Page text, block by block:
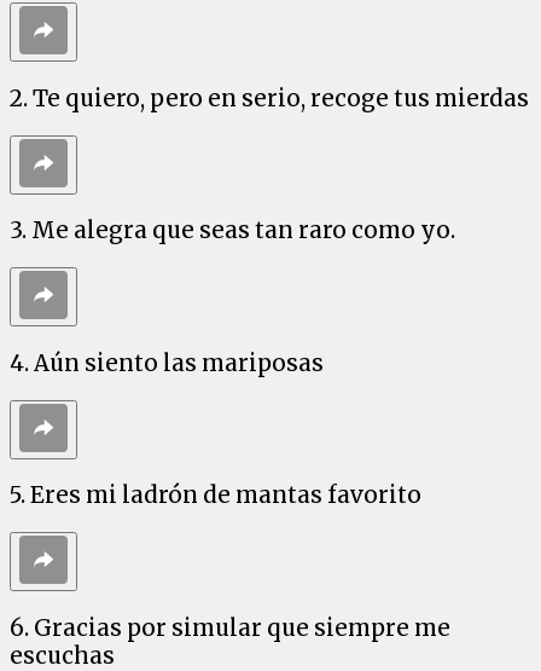
2. Te quiero, pero en serio, recoge tus mierdas
3. Me alegra que seas tan raro como yo.
4. Aún siento las mariposas
5. Eres mi ladrón de mantas favorito
6. Gracias por simular que siempre me
escuchas